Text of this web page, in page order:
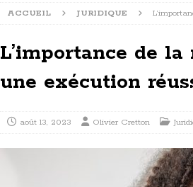
ACCUEIL JURIDIQUE
L’importance de
une exécution
août 13, 2023 Olivier Cretton